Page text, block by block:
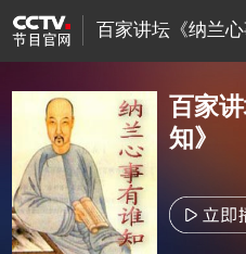
百家讲坛《纳兰心
百家
知》